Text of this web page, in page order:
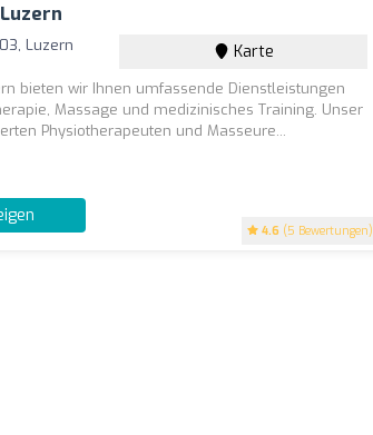
4.6 (5 Bewertungen)
Luzern Karte
bieten wir Ihnen umfassende Dienstleistungen
Massage und medizinisches Training. Unser
Physiotherapeuten und Masseure...